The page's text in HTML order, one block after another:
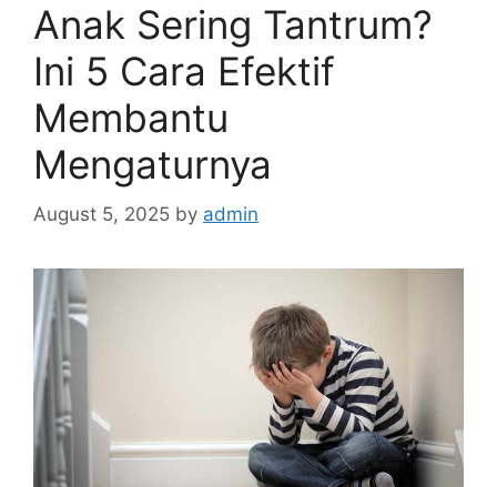
Anak Sering Tantrum?
Ini 5 Cara Efektif
Membantu
Mengaturnya
August 5, 2025 by admin